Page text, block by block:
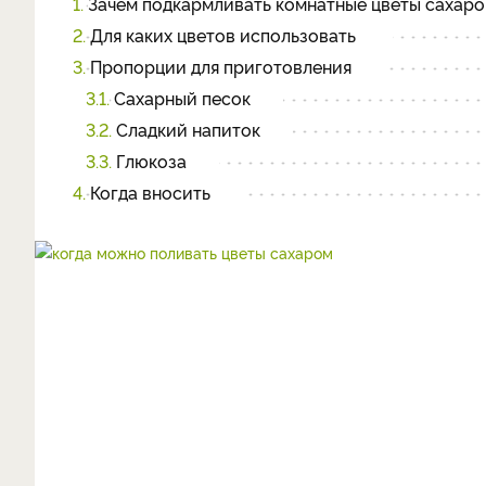
2. Для каких цветов использовать
3. Пропорции для приготовления
3.1. Сахарный песок
3.2. Сладкий напиток
3.3. Глюкоза
4. Когда вносить